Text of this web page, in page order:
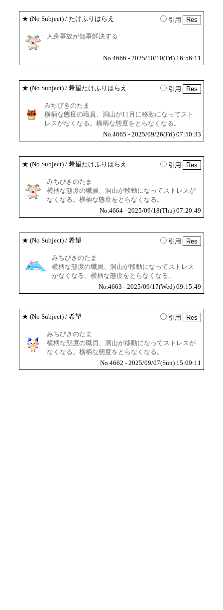
★ (No Subject) / たけふりはらえ 引用
人身事故が無事解決する
No.4666 - 2025/10/10(Fri) 16:56:11
★ (No Subject) / 希望たけふりはらえ 引用
みちびきのたま
横柄な態度の職員、洞山が11月に移動になってスト
レスがなくなる。横柄な態度をとらなくなる。
No.4665 - 2025/09/26(Fri) 07:50:33
★ (No Subject) / 希望たけふりはらえ 引用
みちびきのたま
横柄な態度の職員、洞山が移動になってストレスが
なくなる。横柄な態度をとらなくなる。
No.4664 - 2025/09/18(Thu) 07:20:49
★ (No Subject) / 希望 引用
みちびきのたま
横柄な態度の職員、洞山が移動になってストレス
がなくなる。横柄な態度をとらなくなる。
No.4663 - 2025/09/17(Wed) 09:15:49
★ (No Subject) / 希望 引用
みちびきのたま
横柄な態度の職員、洞山が移動になってストレスが
なくなる。横柄な態度をとらなくなる。
No.4662 - 2025/09/07(Sun) 15:09:11